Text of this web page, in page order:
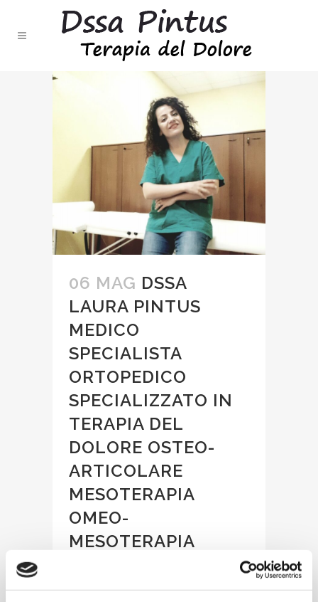
06 MAG DSSA
LAURA PINTUS
MEDICO
SPECIALISTA
ORTOPEDICO
SPECIALIZZATO IN
TERAPIA DEL
DOLORE OSTEO-
ARTICOLARE
MESOTERAPIA
OMEO-
MESOTERAPIA
INFILTRAZIONI